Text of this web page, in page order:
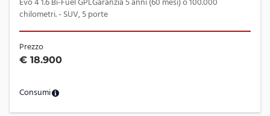
chilometri. - SUV, 5 porte
Prezzo
€ 18.900
Consumi